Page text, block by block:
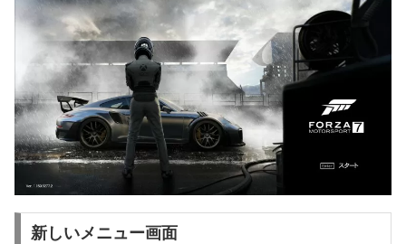
新しいメニュー画面